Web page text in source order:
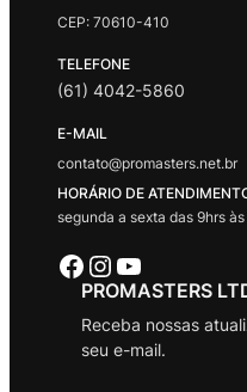
CEP: 70610-410
TELEFONE
(61) 4042-5860
E-MAIL
contato@promasters.net.br
HORÁRIO DE
segunda a sexta das 9hrs
Facebook Instagram Youtube
PROMASTERS
Receba nossas
seu e-mail.